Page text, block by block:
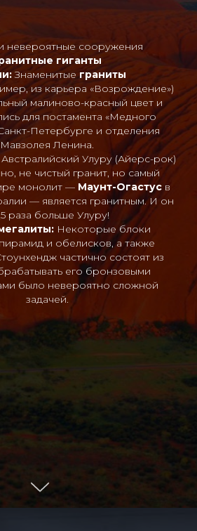
невероятные сооружения
гиганты
Знаменитыеграниты
из карьера «Возрождение»)
малиново-красный цвет и
для постамента «Медного
Петербурге и отделения
Мавзолея Ленина.
Улуру (Айерс-рок)
не чистый гранит, но самый
монолит — Маунт-Огастусв
— является гранитным. И он
раза больше Улуру!
Некоторые блоки
и обелисков, а также
частично состоят из
его бронзовыми
было невероятно сложной
задачей.